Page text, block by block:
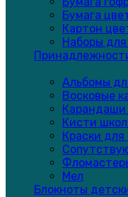
Бумага
Картон
Наборы
Альбомы
Восковые
Кисти
Краски
Мел
Блокноты